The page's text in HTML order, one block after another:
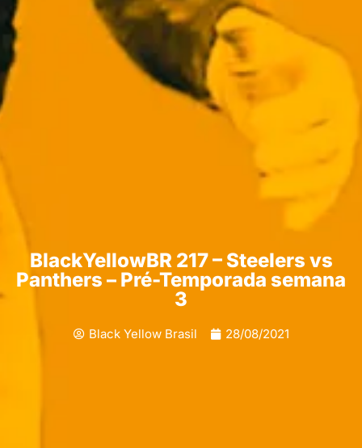
BlackYellowBR 217 – Steelers vs
Panthers – Pré-Temporada semana
3
Black Yellow Brasil 28/08/2021